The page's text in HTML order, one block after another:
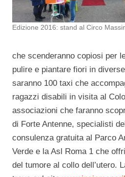
Edizione 2016: stand al Circo
che scenderanno copiosi per
pulire e piantare fiori in
saranno 100 taxi che
ragazzi disabili in visita al
associazioni che faranno
di Forte Antenne, specialisti
consulenza gratuita al Parco
Verde e la Asl Roma 1 che
del tumore al collo dell’utero.